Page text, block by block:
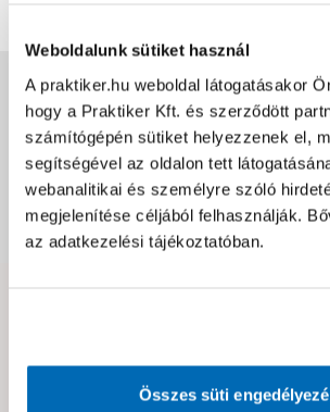
Weboldalunk sütiket használ
A praktiker.hu weboldal látogatásakor
hogy a Praktiker Kft. és szerződött
számítógépén sütiket helyezzenek el,
segítségével az oldalon tett
webanalitikai és személyre szóló
megjelenítése céljából felhasználják.
az adatkezelési tájékoztatóban.
Összes süti
Jótállás, szavatosság
Csomagolási és súly információk
Dokumentumok, felelős személy
Hibát találtál az oldalon vagy a